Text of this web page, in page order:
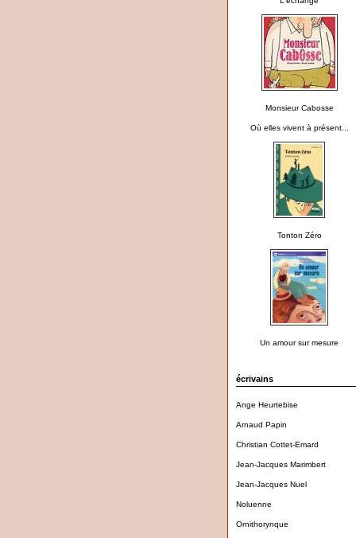
Monsieur Cabosse
Où elles vivent à présent...
Tonton Zéro
Un amour sur mesure
écrivains
Ange Heurtebise
Arnaud Papin
Christian Cottet-Emard
Jean-Jacques Marimbert
Jean-Jacques Nuel
Noluenne
Ornithorynque